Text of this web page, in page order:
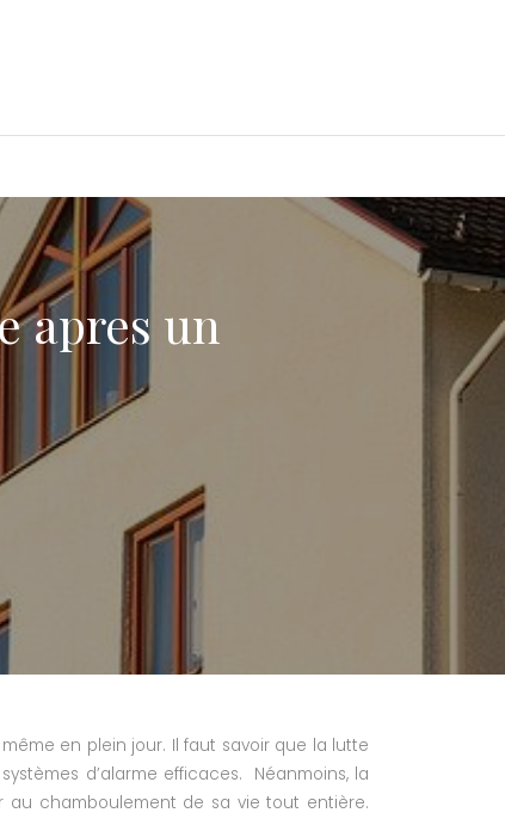
apres un
en plein jour. Il faut savoir que la lutte
d’alarme efficaces. Néanmoins, la
au chamboulement de sa vie tout entière.